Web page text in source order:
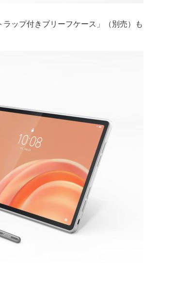
ップ付きブリーフケース」（別売）も